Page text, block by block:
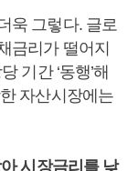
욱 그렇다. 글로
금리가 떨어지
기간 ‘동행’해
자산시장에는
시장금리를 낮